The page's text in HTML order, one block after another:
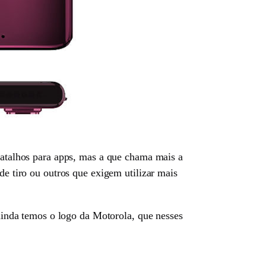
para apps, mas a que chama mais a
tiro ou outros que exigem utilizar mais
temos o logo da Motorola, que nesses